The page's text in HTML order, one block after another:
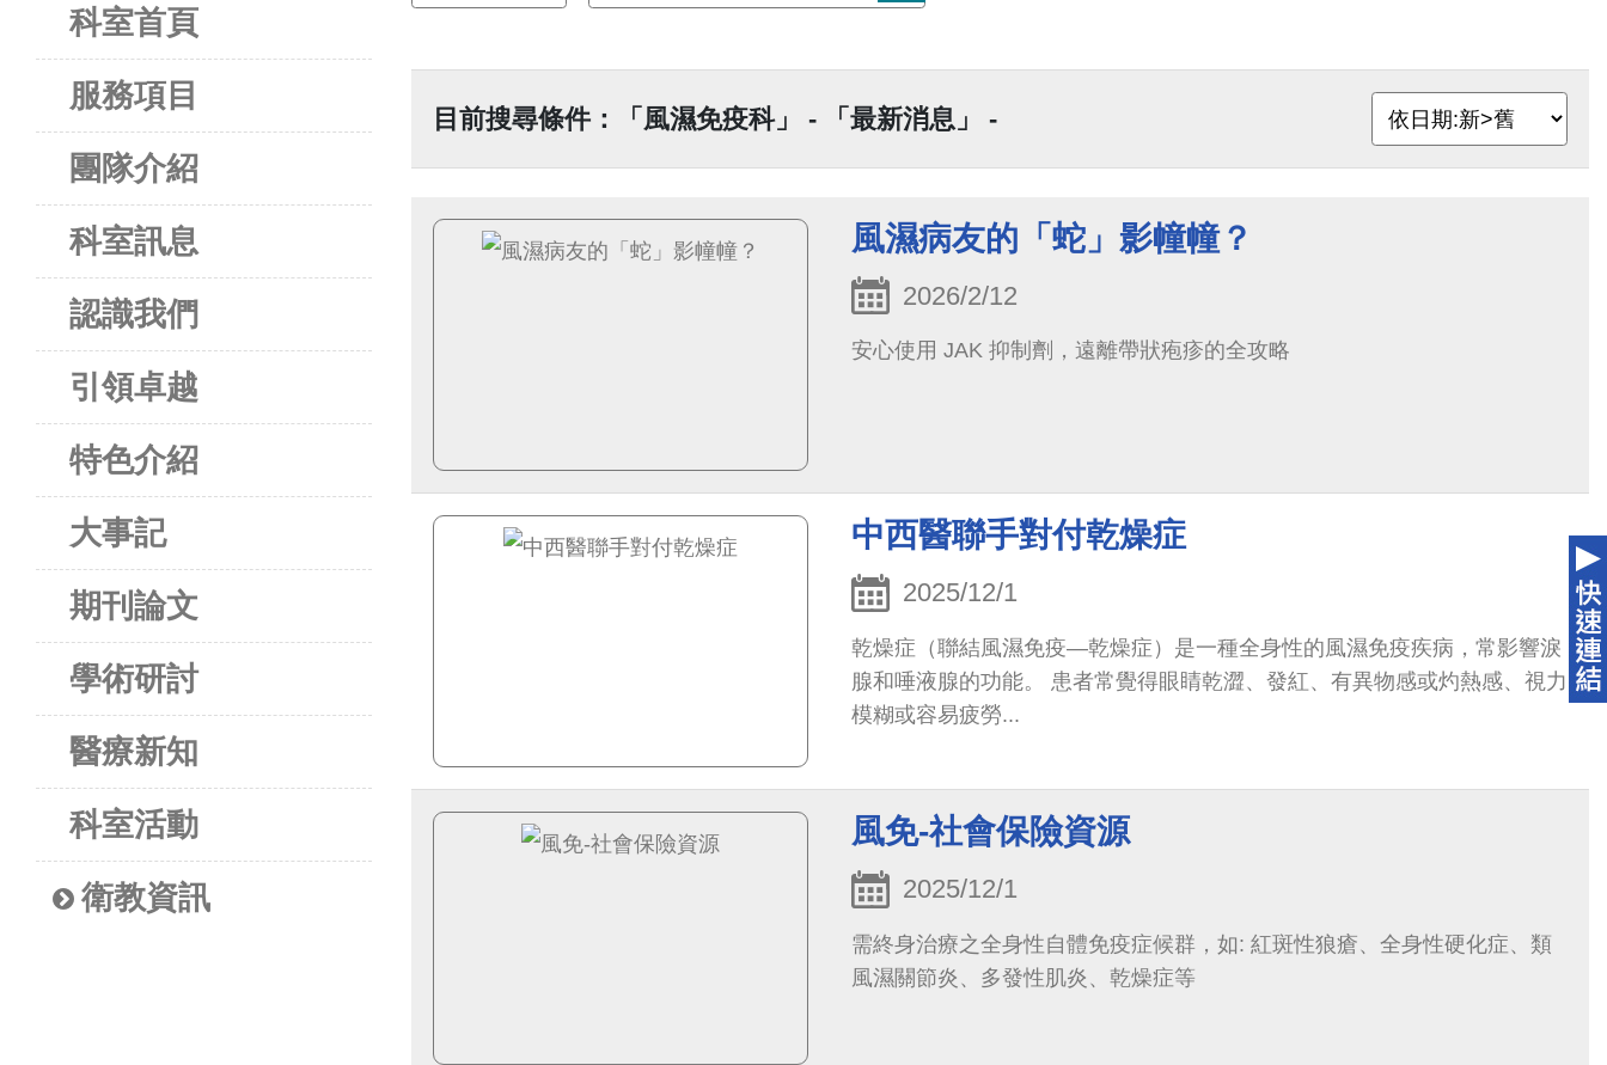
科室首頁
服務項目
團隊介紹
科室訊息
認識我們
引領卓越
特色介紹
大事記
期刊論文
學術研討
醫療新知
科室活動
衛教資訊
目前搜尋條件：「風濕免疫科」 - 「最新消息」 -
風濕病友的「蛇」影幢幢？
2026/2/12
安心使用 JAK 抑制劑，遠離帶狀疱疹的全攻略
中西醫聯手對付乾燥症
2025/12/1
乾燥症（聯結風濕免疫—乾燥症）是一種全身性的風濕免疫疾病，常影響淚
腺和唾液腺的功能。 患者常覺得眼睛乾澀、發紅、有異物感或灼熱感、視力
模糊或容易疲勞...
風免-社會保險資源
2025/12/1
需終身治療之全身性自體免疫症候群，如: 紅斑性狼瘡、全身性硬化症、類
風濕關節炎、多發性肌炎、乾燥症等